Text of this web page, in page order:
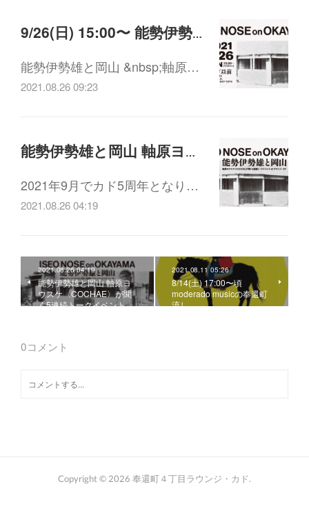
9/26(日) 15:00〜 能勢伊勢雄と岡山 第1回 ペパーランド以前（1947-1974）(配信・アーカイブ視聴あり)
能勢伊勢雄と岡山 &nbsp;軸原…
2021.08.26 09:23
能勢伊勢雄と岡山 軸原ヨウスケ〈COCHAE〉が聞く5連続トークイベント at ラウンジ・カド (配信・アーカイブ視聴あり)
2021年9月でカド5周年となり…
2021.08.26 04:19
2021.08.26 04:19
能勢伊勢雄と岡山 軸原ヨ
ウスケ〈COCHAE〉が聞
く5連続トークイベント …
2021.08.11 05:26
8/14(土) 17:00〜頃
moderado musicの奉還町
流し
0コメント
Copyright © 2026 奉還町４丁目ラウンジ・カド.